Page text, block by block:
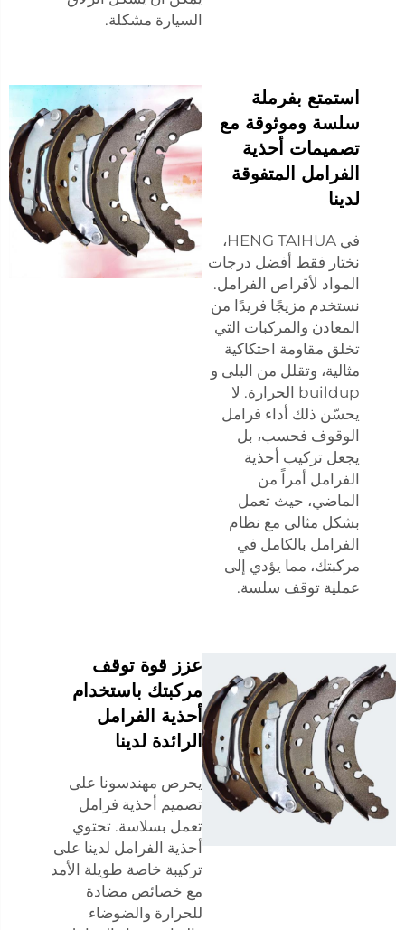
السيارة مشكلة.
استمتع بفرملة
سلسة وموثوقة مع
تصميمات أحذية
الفرامل المتفوقة
لدينا
في HENG TAIHUA،
نختار فقط أفضل درجات
المواد لأقراص الفرامل.
نستخدم مزيجًا فريدًا من
المعادن والمركبات التي
تخلق مقاومة احتكاكية
مثالية، وتقلل من البلى و
buildup الحرارة. لا
يحسّن ذلك أداء فرامل
الوقوف فحسب، بل
يجعل تركيب أحذية
الفرامل أمراً من
الماضي، حيث تعمل
بشكل مثالي مع نظام
الفرامل بالكامل في
مركبتك، مما يؤدي إلى
عملية توقف سلسة.
عزز قوة توقف
مركبتك باستخدام
أحذية الفرامل
الرائدة لدينا
يحرص مهندسونا على
تصميم أحذية فرامل
تعمل بسلاسة. تحتوي
أحذية الفرامل لدينا على
تركيبة خاصة طويلة الأمد
مع خصائص مضادة
للحرارة والضوضاء